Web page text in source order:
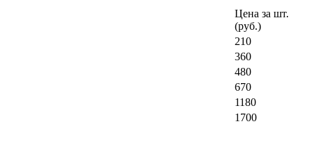
Цена за шт.
(руб.)
210
360
480
670
1180
1700